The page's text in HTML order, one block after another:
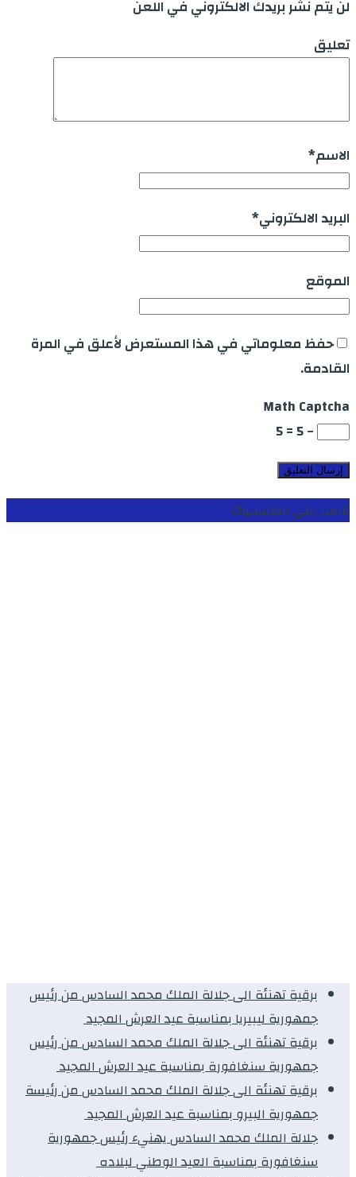
لن يتم نشر بريدك الالكتروني في اللعن
تعليق
الاسم*
البريد الالكتروني*
الموقع
حفظ معلوماتي في هذا المستعرض لأعلق في المرة
القادمة.
Math Captcha
− 5 = 5
تابعنا على الفايسبوك
برقية تهنئة الى جلالة الملك محمد السادس من رئيس
جمهورية ليبيريا بمناسبة عيد العرش المجيد
برقية تهنئة الى جلالة الملك محمد السادس من رئيس
جمهورية سنغافورة بمناسبة عيد العرش المجيد
برقية تهنئة الى جلالة الملك محمد السادس من رئيسة
جمهورية البيرو بمناسبة عيد العرش المجيد
جلالة الملك محمد السادس يهنيء رئيس جمهورية
سنغافورة بمناسبة العيد الوطني لبلاده